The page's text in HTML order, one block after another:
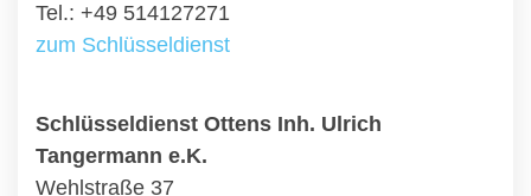
Tel.: +49 514127271
zum Schlüsseldienst
Schlüsseldienst Ottens Inh. Ulrich
Tangermann e.K.
Wehlstraße 37